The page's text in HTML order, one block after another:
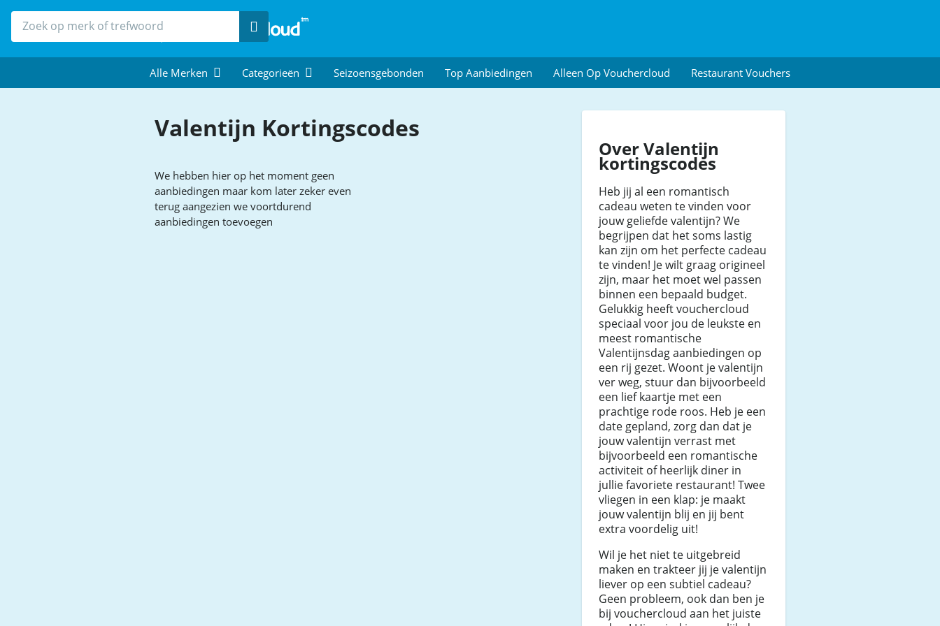
Zoek
Alle Merken Categorieën Seizoensgebonden Top Aanbiedingen Alleen Op Vouchercloud Restaurant Vouchers
Valentijn Kortingscodes
We hebben hier op het moment geen
aanbiedingen maar kom later zeker even
terug aangezien we voortdurend
aanbiedingen toevoegen
Over Valentijn
kortingscodes
Heb jij al een romantisch
cadeau weten te vinden voor
jouw geliefde valentijn? We
begrijpen dat het soms lastig
kan zijn om het perfecte cadeau
te vinden! Je wilt graag origineel
zijn, maar het moet wel passen
binnen een bepaald budget.
Gelukkig heeft vouchercloud
speciaal voor jou de leukste en
meest romantische
Valentijnsdag aanbiedingen op
een rij gezet. Woont je valentijn
ver weg, stuur dan bijvoorbeeld
een lief kaartje met een
prachtige rode roos. Heb je een
date gepland, zorg dan dat je
jouw valentijn verrast met
bijvoorbeeld een romantische
activiteit of heerlijk diner in
jullie favoriete restaurant! Twee
vliegen in een klap: je maakt
jouw valentijn blij en jij bent
extra voordelig uit!
Wil je het niet te uitgebreid
maken en trakteer jij je valentijn
liever op een subtiel cadeau?
Geen probleem, ook dan ben je
bij vouchercloud aan het juiste